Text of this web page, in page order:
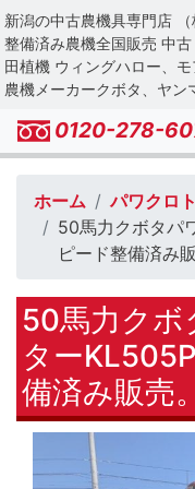
新潟の中古農機具専門店 （
整備済み農機全国販売 中
田植機 ウィングハロー、モ
農機メーカークボタ、ヤン
0120-278-
ホーム パワクロ
50馬力クボタパ
ピード整備済み販
50馬力クボ
ター
備済み販売。